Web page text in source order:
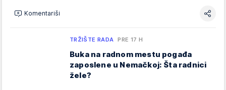
Komentariši
TRŽIŠTE RADA PRE 17 H
Buka na radnom mestu pogađa
zaposlene u Nemačkoj: Šta radnici
žele?